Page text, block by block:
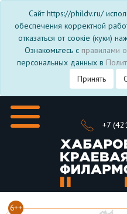
Сайт https://phildv.ru/
обеспечения корректной
отказаться от соокіе (куки)
Ознакомьтесь с правилами
персональных данных в
Принять
+7
6++